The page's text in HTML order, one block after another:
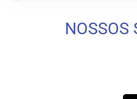
NOSSOS